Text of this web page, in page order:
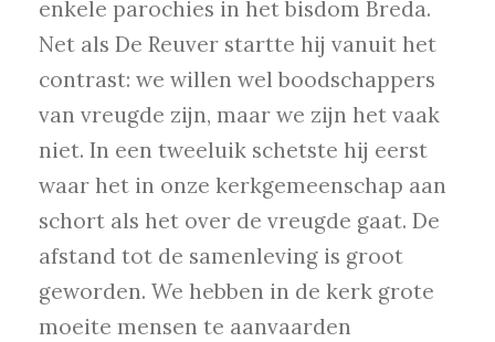
enkele parochies in het bisdom Breda.
Net als De Reuver startte hij vanuit het
contrast: we willen wel boodschappers
van vreugde zijn, maar we zijn het vaak
niet. In een tweeluik schetste hij eerst
waar het in onze kerkgemeenschap aan
schort als het over de vreugde gaat. De
afstand tot de samenleving is groot
geworden. We hebben in de kerk grote
moeite mensen te aanvaarden